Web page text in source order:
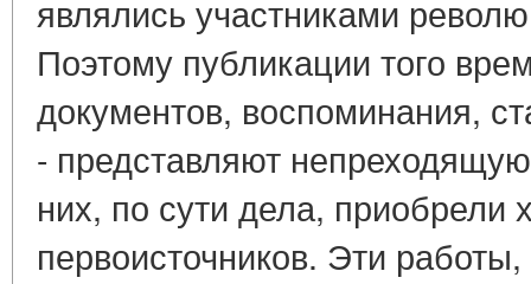
являлись участниками
Поэтому публикации того
документов, воспоминания,
- представляют
них, по сути дела, приобрели
первоисточников. Эти